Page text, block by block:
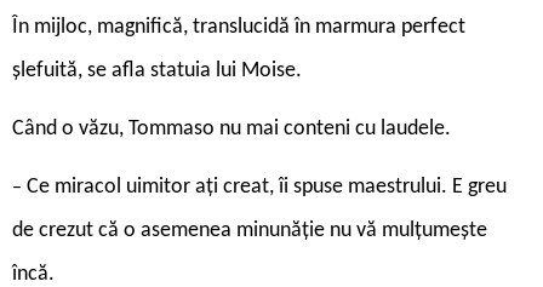
În mijloc, magnifică, translucidă în marmura perfect
șlefuită, se afla statuia lui Moise.
Când o văzu, Tommaso nu mai conteni cu laudele.
– Ce miracol uimitor ați creat, îi spuse maestrului. E greu
de crezut că o asemenea minunăție nu vă mulțumește
încă.